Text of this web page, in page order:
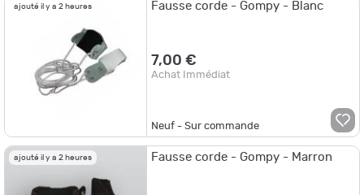
ajouté il y a 2 heures Fausse corde - Gompy - Blanc
7,00 €
Achat Immédiat
Neuf - Sur commande
ajouté il y a 2 heures Fausse corde - Gompy - Marron